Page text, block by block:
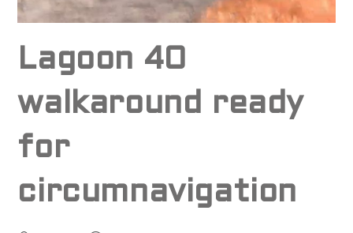
Lagoon 40
walkaround ready
for
circumnavigation